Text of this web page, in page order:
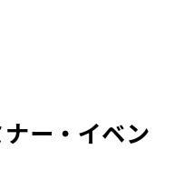
ー・イベン